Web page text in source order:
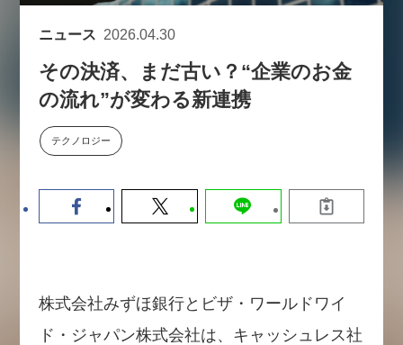
お問い合わせ
個人情報保護法について
採用情報
新潮流から学ぶ〜
セミナー
【8/12開催】「イノベーションを
～
2026-06-10
ニュース 2026.04.30
その決済、まだ古い？“企業のお金
の流れ”が変わる新連携
テクノロジー
株式会社みずほ銀行とビザ・ワールドワイ
ド・ジャパン株式会社は、キャッシュレス社